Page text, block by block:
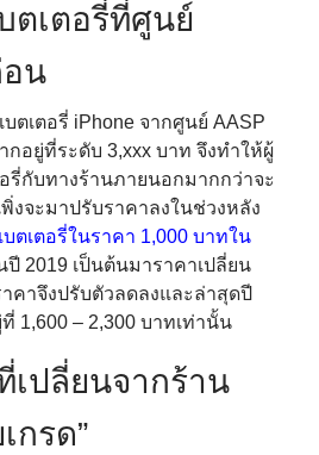
ตเตอรี่ที่ศูนย์
น
ตเตอรี่ iPhone จากศูนย์ AASP
อยู่ที่ระดับ 3,xxx บาท จึงทำให้ผู้
รี่กับทางร้านภายนอกมากกว่าจะ
งจะมาปรับราคาลงในช่วงหลัง
ตเตอรี่ในราคา 1,000 บาทใน
ปี 2019 เป็นต้นมาราคาเปลี่ยน
คาจึงปรับตัวลดลงและล่าสุดปี
1,600 – 2,300 บาทเท่านั้น
เปลี่ยนจากร้าน
กรด”